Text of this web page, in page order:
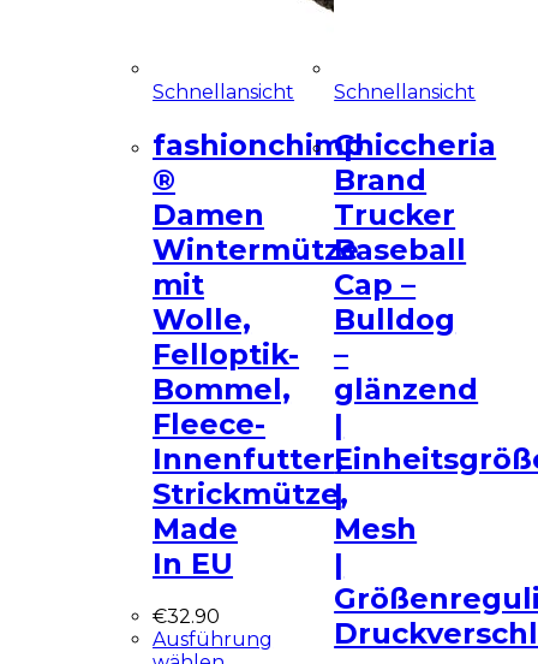
Schnellansicht
fashionchimp
®
Damen
Wintermütze
mit
Wolle,
Felloptik-
Bommel,
Fleece-
Innenfutter,
Strickmütze,
Made
In EU
€32.90
Ausführung
Schnellansicht
Chiccheria
Brand
Trucker
Baseball
Cap –
Bulldog
–
glänzend
|
|
Mesh
|